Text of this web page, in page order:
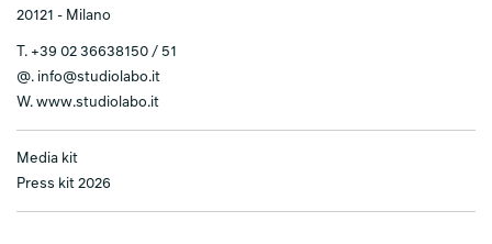
20121 - Milano
T. +39 02 36638150 / 51
@. info@studiolabo.it
W. www.studiolabo.it
Media kit
Press kit 2026